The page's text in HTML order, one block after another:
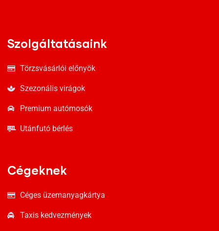
Szolgáltatásaink
Törzsvásárlói előnyök
Szezonális virágok
Premium autómosók
Utánfutó bérlés
Cégeknek
Céges üzemanyagkártya
Taxis kedvezmények